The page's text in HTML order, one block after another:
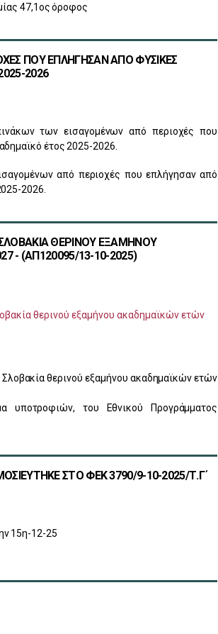
47,1ος όροφος
ΠΟΥ ΕΠΛΗΓΗΣΑΝ ΑΠΟ ΦΥΣΙΚΕΣ
2026
των εισαγομένων από περιοχές που
έτος 2025-2026.
από περιοχές που επλήγησαν από
2026.
ΘΕΡΙΝΟΥ ΕΞΑΜΗΝΟΥ
- (AΠ120095/13-10-2025)
θερινού εξαμήνου ακαδημαϊκών ετών
θερινού εξαμήνου ακαδημαϊκών ετών
υποτροφιών, του Εθνικού Προγράμματος
ΣΤΟ ΦEK 3790/9-10-2025/Τ.Γ΄
15η-12-25